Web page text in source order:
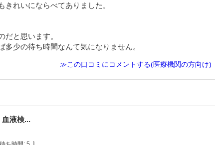
れいにならべてありました。
と思います。
少の待ち時間なんて気になりません。
≫この口コミにコメントする(医療機関の方向け)
液検...